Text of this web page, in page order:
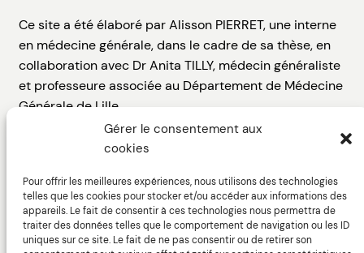
Gérer le consentement aux
cookies
Pour offrir les meilleures expériences, nous utilisons des technologies
telles que les cookies pour stocker et/ou accéder aux informations des
appareils. Le fait de consentir à ces technologies nous permettra de
traiter des données telles que le comportement de navigation ou les ID
uniques sur ce site. Le fait de ne pas consentir ou de retirer son
Ce site a été élaboré par Alisson PIERRET, une interne
en médecine générale, dans le cadre de sa thèse, en
collaboration avec Dr Anita TILLY, médecin généraliste
et professeure associée au Département de Médecine
Générale de Lille.
Le web design du site a été assuré par Thibault
GARCIA-DHIF, ergonome spécialisée dans la
conception et l’évaluation des interfaces homme-
machine.